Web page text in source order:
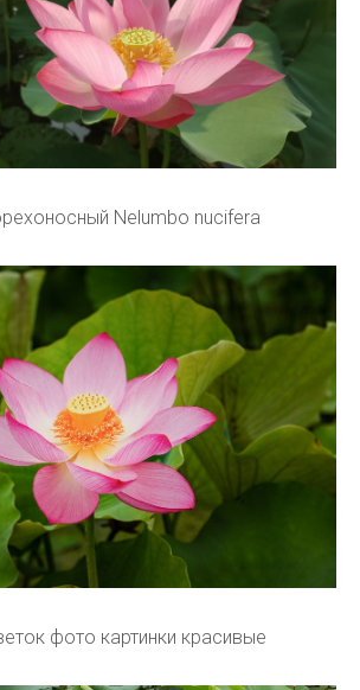
Nelumbo nucifera
фото картинки красивые